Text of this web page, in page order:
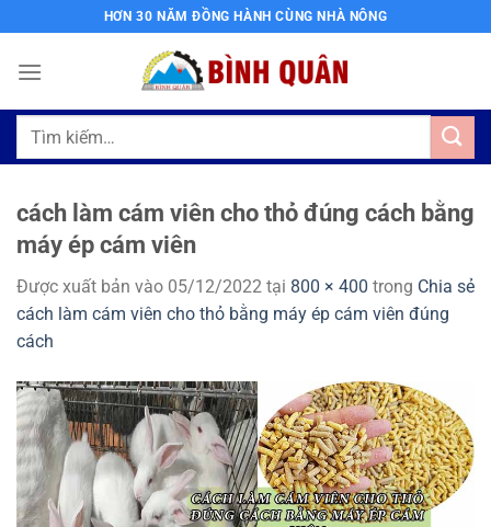
qua
nội
HƠN 30 NĂM ĐỒNG HÀNH CÙNG NHÀ NÔNG
Tìm
cách làm cám viên cho thỏ đúng cách bằng
máy ép cám viên
Được xuất bản vào 05/12/2022 tại 800 × 400 trong Chia sẻ
cách làm cám viên cho thỏ bằng máy ép cám viên đúng
cách